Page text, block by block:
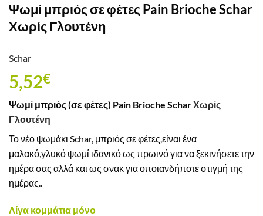
Ψωμί μπριός σε φέτες Pain Brioche Schar
Χωρίς Γλουτένη
Schar
5,52€
Ψωμί μπριός (σε φέτες) Pain Brioche ScharΧωρίς
Γλουτένη
Το νέο ψωμάκι Schar, μπριός σε φέτες,είναι ένα
μαλακό,γλυκό ψωμί ιδανικό ως πρωινό για να ξεκινήσετε την
ημέρα σας αλλά και ως σνακ για οποιανδήποτε στιγμή της
ημέρας..
Λίγα κομμάτια μόνο